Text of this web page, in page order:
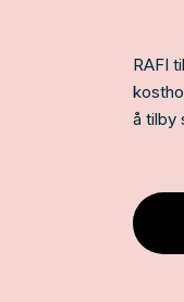
RAFI
å tilby